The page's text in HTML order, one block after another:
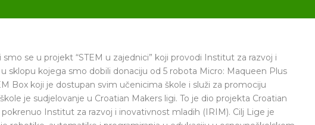
se u projekt “STEM u zajednici” koji provodi Institut za razvoj i
sklopu kojega smo dobili donaciju od 5 robota Micro: Maqueen Plus
Box koji je dostupan svim učenicima škole i služi za promociju
je sudjelovanje u Croatian Makers ligi. To je dio projekta Croatian
Institut za razvoj i inovativnost mladih (IRIM). Cilj Lige je